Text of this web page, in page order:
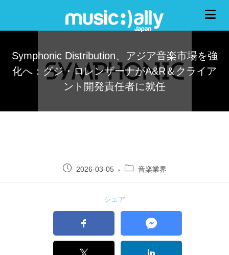
Symphonic Distribution、アジア音楽市場を強
化へ：グジ・ロレンザーナがA&R＆クライア
ント開発責任者に就任
2026-03-05 音楽業界
シェア